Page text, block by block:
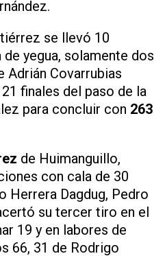
se llevó 10
yegua, solamente dos
Adrián Covarrubias
finales del paso de la
para concluir con 263
de Huimanguillo,
con cala de 30
Herrera Dagdug, Pedro
su tercer tiro en el
19 y en labores de
66, 31 de Rodrigo